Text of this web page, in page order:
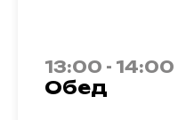
13:00 - 14:00
Обед